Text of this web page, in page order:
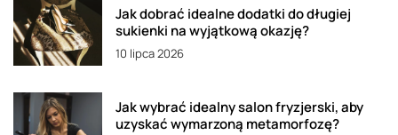
Jak dobrać idealne dodatki do długiej
sukienki na wyjątkową okazję?
10 lipca 2026
Jak wybrać idealny salon fryzjerski, aby
uzyskać wymarzoną metamorfozę?